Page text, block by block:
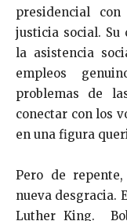
presidencial
justicia social. Su
la asistencia
empleos
problemas de
conectar con los
en una figura
Pero de
nueva desgracia.
Luther King.